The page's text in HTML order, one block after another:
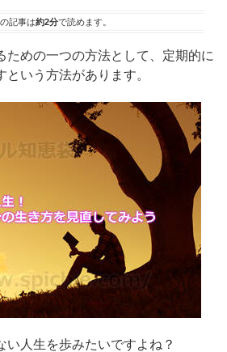
記事は約2分で読めます。
ための一つの方法として、定期的に
いう方法があります。
い人生を歩みたいですよね？